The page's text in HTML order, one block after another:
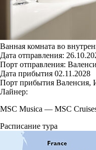
Ванная комната во
Дата отправления:
Порт отправления:
Дата прибытия 02.11.2028
Порт прибытия Валенсия,
Лайнер:
MSC Musica — MSC
Расписание тура